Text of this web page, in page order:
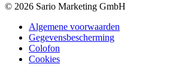
© 2026 Sario Marketing GmbH
Algemene voorwaarden
Gegevensbescherming
Colofon
Cookies